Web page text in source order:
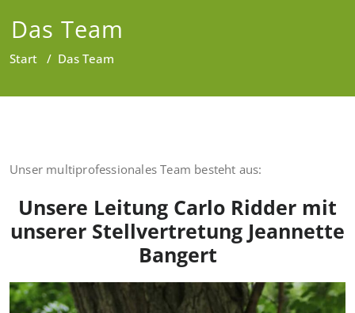
Das Team
Start / Das Team
Unser multiprofessionales Team besteht aus:
Unsere Leitung Carlo Ridder mit
unserer Stellvertretung Jeannette
Bangert